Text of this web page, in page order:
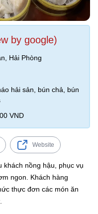
by google)
Hải Phòng
hải sản, bún chả, bún
VND
Website
khách nồng hậu, phục vụ
ngon. Khách hàng
thực đơn các món ăn